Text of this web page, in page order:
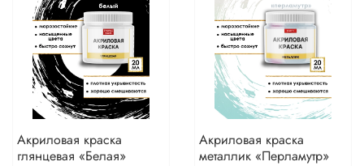
Акриловая краска
глянцевая «Белая»
Акриловая краска
металлик «Перламутр»